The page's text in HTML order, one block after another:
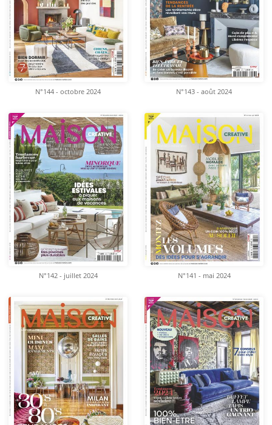
N°144 - octobre 2024 N°143 - août 2024
N°142 - juillet 2024 N°141 - mai 2024